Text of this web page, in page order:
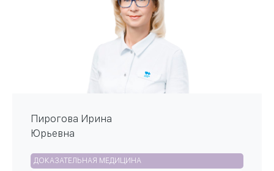
Пирогова Ирина
Юрьевна
ДОКАЗАТЕЛЬНАЯ МЕДИЦИНА